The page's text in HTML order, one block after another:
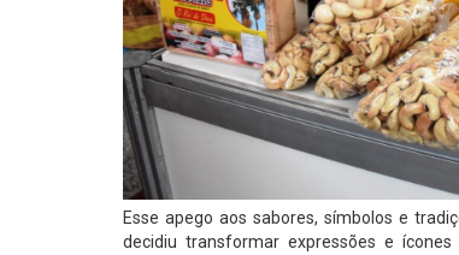
Esse apego aos sabores, símbolos e
decidiu transformar expressões e